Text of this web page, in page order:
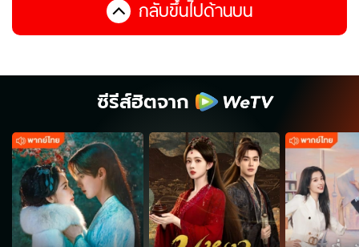
กลับขึ้นไปด้านบน
ซีรีส์ฮิตจาก